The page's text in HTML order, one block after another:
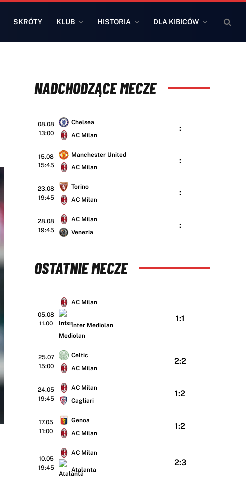
SKRÓTY KLUB HISTORIA DLA KIBICÓW
NADCHODZĄCE MECZE
08.08
13:00
Chelsea
AC Milan
:
15.08
15:45
Manchester United
AC Milan
:
23.08
19:45
Torino
AC Milan
:
28.08
19:45
AC Milan
Venezia
:
OSTATNIE MECZE
05.08
11:00
AC Milan
Inter Mediolan
1:1
25.07
15:00
Celtic
AC Milan
2:2
24.05
19:45
AC Milan
Cagliari
1:2
17.05
11:00
Genoa
AC Milan
1:2
10.05
19:45
AC Milan
Atalanta
2:3